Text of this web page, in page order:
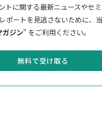
トに関する最新ニュースやセミ
ポートを見逃さないために、
ガジン" をご利用ください。
無料で受け取る